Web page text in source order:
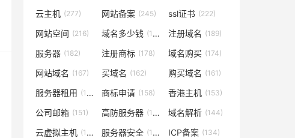
云主机 (277) 网站备案 (245) ssl证书 (222)
网站空间 (216) 域名多少钱 (194) 注册域名 (189)
服务器 (182) 注册商标 (178) 域名购买 (174)
网站域名 (167) 买域名 (162) 购买域名 (161)
服务器租用 (160) 商标申请 (158) 香港主机 (153)
公司邮箱 (151) 高防服务器 (146) 域名解析 (144)
云虚拟主机 (140) 服务器安全 (137) ICP备案 (134)